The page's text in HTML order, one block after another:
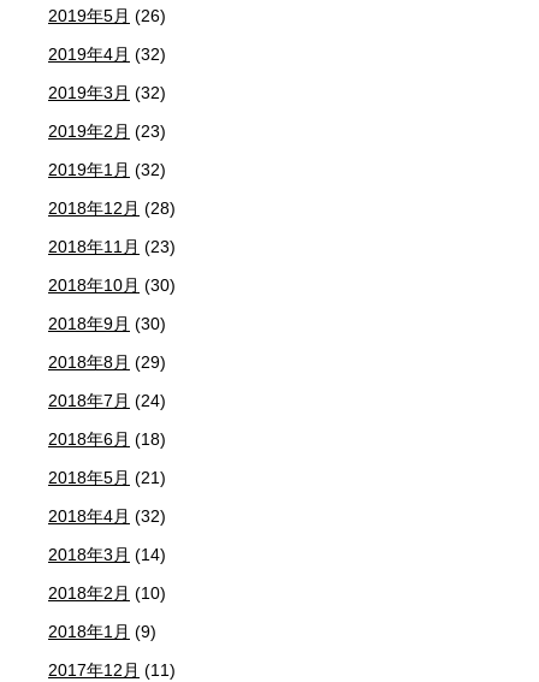
2019年5月 (26)
2019年4月 (32)
2019年3月 (32)
2019年2月 (23)
2019年1月 (32)
2018年12月 (28)
2018年11月 (23)
2018年10月 (30)
2018年9月 (30)
2018年8月 (29)
2018年7月 (24)
2018年6月 (18)
2018年5月 (21)
2018年4月 (32)
2018年3月 (14)
2018年2月 (10)
2018年1月 (9)
2017年12月 (11)